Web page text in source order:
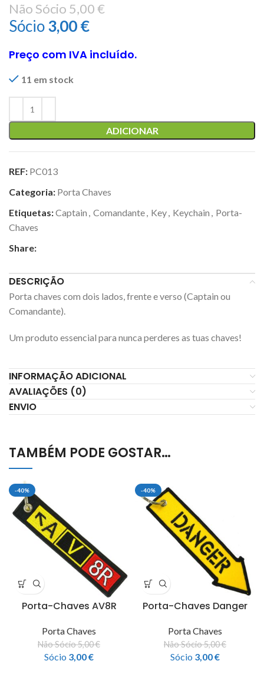
Não Sócio 5,00€
Sócio3,00€
Preço com IVA incluído.
11 em stock
ADICIONAR
REF: PC013
Categoria: Porta Chaves
Etiquetas:Captain , Comandante, Key, Keychain , Porta-
Chaves
Share:
DESCRIÇÃO
Porta chaves com dois lados, frente e verso (Captain ou
Comandante).
Um produto essencial para nunca perderes as tuas chaves!
INFORMAÇÃO ADICIONAL
AVALIAÇÕES (0)
ENVIO
TAMBÉM PODE GOSTAR…
-40%
Porta-Chaves AV8R
Porta Chaves
Não Sócio5,00€
Sócio 3,00€
-40%
Porta-Chaves Danger
Porta Chaves
Não Sócio5,00€
Sócio 3,00€